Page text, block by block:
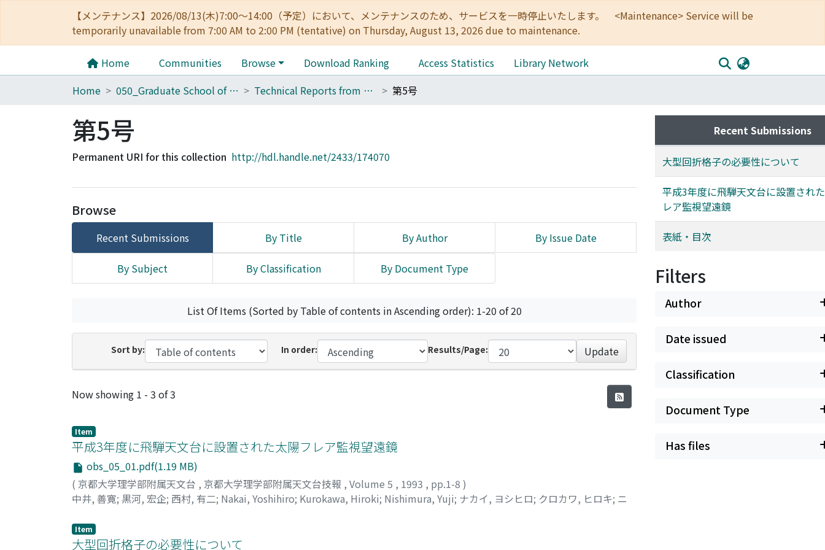
【メンテナンス】2026/08/13(木)7:00～14:00（予定）において、メンテナンスのため、サービスを一時停止いたします。 <Maintenance> Service will be
temporarily unavailable from 7:00 AM to 2:00 PM (tentative) on Thursday, August 13, 2026 due to maintenance.
Home Communities Browse Download Ranking Access Statistics
Library Network
Home
050_Graduate School of Science Technical Reports from Kwasan and Hida Observatories Faculty of science, Kyoto University 第5号
第5号
Permanent URI for this collection http://hdl.handle.net/2433/174070
Browse
Recent Submissions By Title By Author By Issue Date
By Subject By Classification By Document Type
List Of Items (Sorted by Table of contents in Ascending order): 1-20 of 20
Sort by: In order: Results/Page: Update
Recent Submissions
Now showing 1 - 3 of 3
Item
平成3年度に飛騨天文台に設置された太陽フレア監視望遠鏡
obs_05_01.pdf(1.19 MB)
( 京都大学理学部附属天文台 , 京都大学理学部附属天文台技報 , Volume 5 , 1993 , pp.1-8 )
中井, 善寛; 黒河, 宏企; 西村, 有二; Nakai, Yoshihiro; Kurokawa, Hiroki; Nishimura, Yuji; ナカイ, ヨシヒロ; クロカワ, ヒロキ; ニ
Item
大型回折格子の必要性について
Recent Submissions
大型回折格子の必要性について
平成3年度に飛騨天文台に設置され
レア監視望遠鏡
表紙・目次
Filters
Author
Date issued
Classification
Document Type
Has files